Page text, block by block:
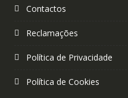
Contactos
Reclamações
Política de Privacidade
Política de Cookies